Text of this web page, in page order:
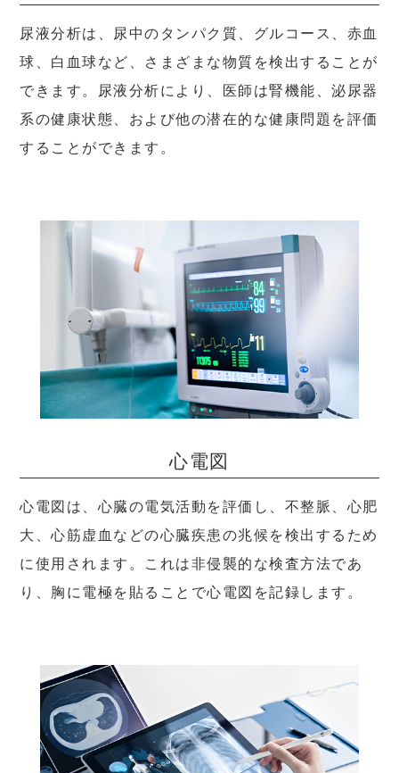
尿液分析は、尿中のタンパク質、グルコース、赤血
球、白血球など、さまざまな物質を検出することが
できます。尿液分析により、医師は腎機能、泌尿器
系の健康状態、および他の潜在的な健康問題を評価
することができます。
心電図
心電図は、心臓の電気活動を評価し、不整脈、心肥
大、心筋虚血などの心臓疾患の兆候を検出するため
に使用されます。これは非侵襲的な検査方法であ
り、胸に電極を貼ることで心電図を記録します。